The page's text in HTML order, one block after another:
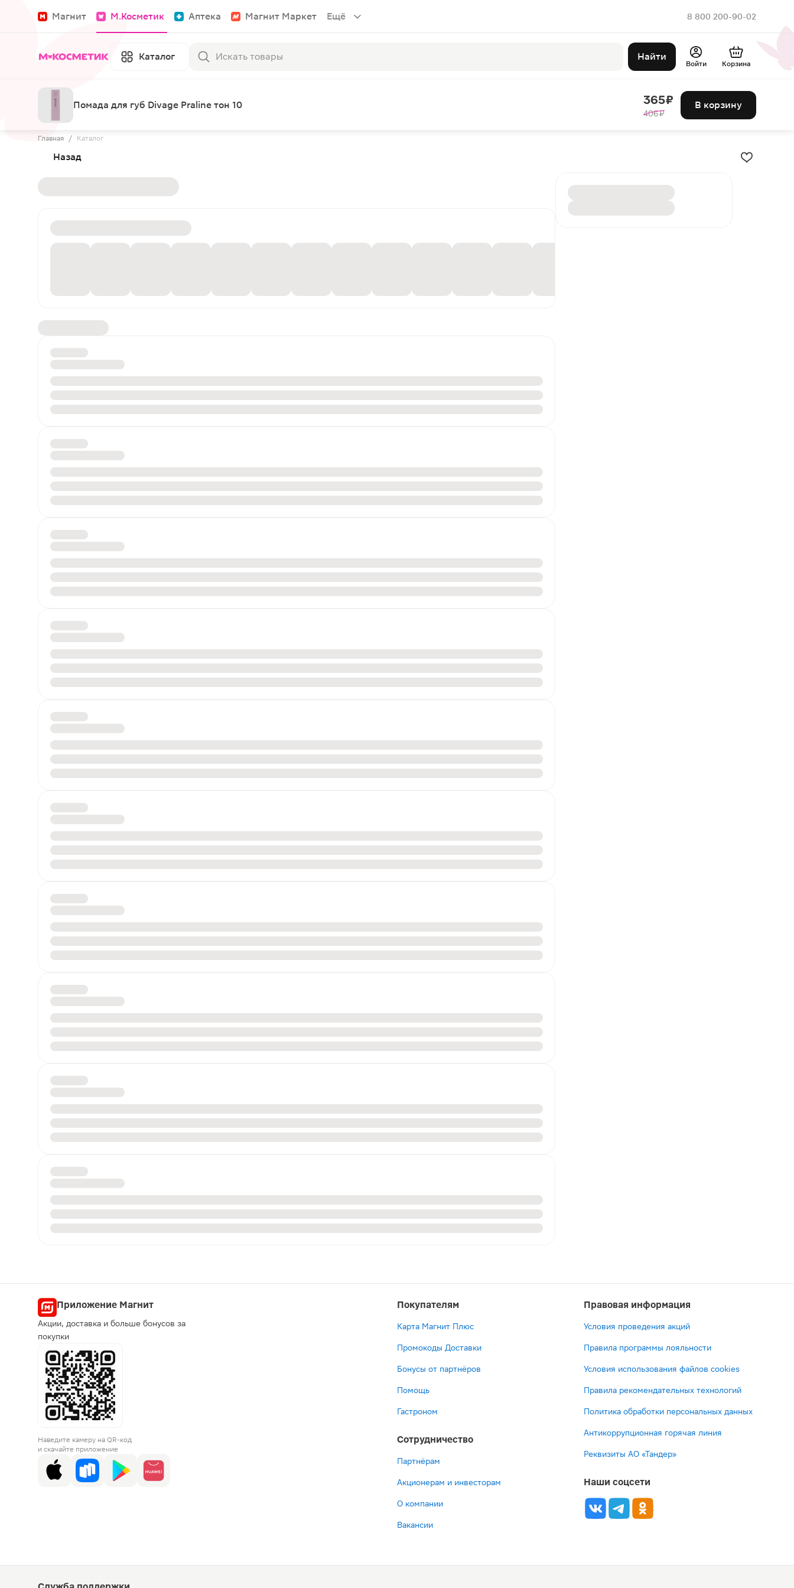
Магнит М.Косметик Аптека Магнит Маркет Ещё 8 800 200-90-02
Каталог Найти
Войти Корзина
Помада для губ Divage Praline тон 10 365 ₽
406 ₽
В корзину
Главная / Каталог
Назад
Приложение Магнит
Акции, доставка и больше бонусов за
покупки
Наведите камеру на QR-код
и скачайте приложение
Покупателям
Карта Магнит Плюс
Промокоды Доставки
Бонусы от партнёров
Помощь
Гастроном
Сотрудничество
Партнёрам
Акционерам и инвесторам
О компании
Вакансии
Правовая информация
Условия проведения акций
Правила программы лояльности
Условия использования файлов cookies
Правила рекомендательных технологий
Политика обработки персональных данных
Антикоррупционная горячая линия
Реквизиты АО «Тандер»
Наши соцсети